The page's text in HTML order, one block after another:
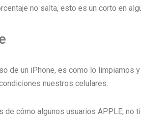
no salta, esto es un corto en
de un iPhone, es como lo
nuestros celulares.
cómo algunos usuarios APPLE,